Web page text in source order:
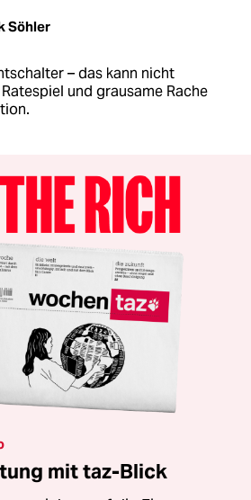
Söhler
– das kann nicht
und grausame Rache
mit taz-Blick